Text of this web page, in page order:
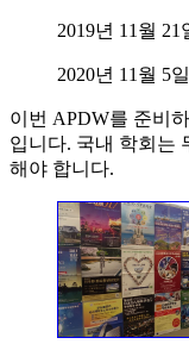
2019년 11월
2020년 11월 5
이번 APDW를 준비
입니다. 국내 학회는
해야 합니다.